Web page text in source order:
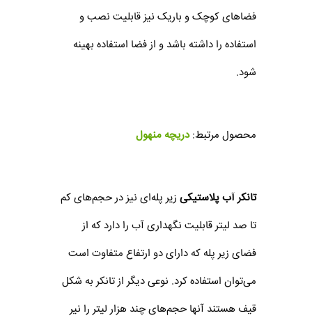
فضاهای کوچک و باریک نیز قابلیت نصب و
استفاده را داشته باشد و از فضا استفاده بهینه
شود.
محصول مرتبط:دریچه منهول
تانکر آب پلاستیکی زیر پله‌ای نیز در حجم‌های کم
تا صد لیتر قابلیت نگهداری آب را دارد که از
فضای زیر پله که دارای دو ارتفاع متفاوت است
می‌توان استفاده کرد. نوعی دیگر از تانکر به شکل
قیف هستند آنها حجم‌های چند هزار لیتر را نیر